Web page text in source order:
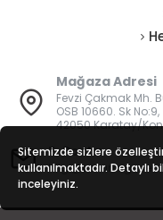
Mağaza Adresi
Fevzi Çakmak Mh.
OSB 10660. Sk No:9,
42050 Karatay/
E-Posta
Sitemizde sizlere
kullanılmaktadır. Detaylı
inceleyiniz.